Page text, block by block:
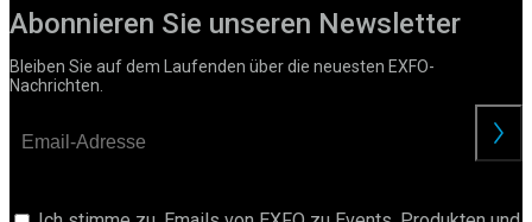
Abonnieren Sie unseren Newsletter
Bleiben Sie auf dem Laufenden über die neuesten EXFO-
Nachrichten.